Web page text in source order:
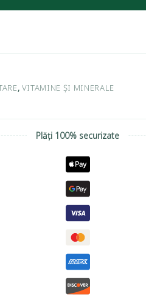
, VITAMINE ȘI MINERALE
Plăți 100% securizate